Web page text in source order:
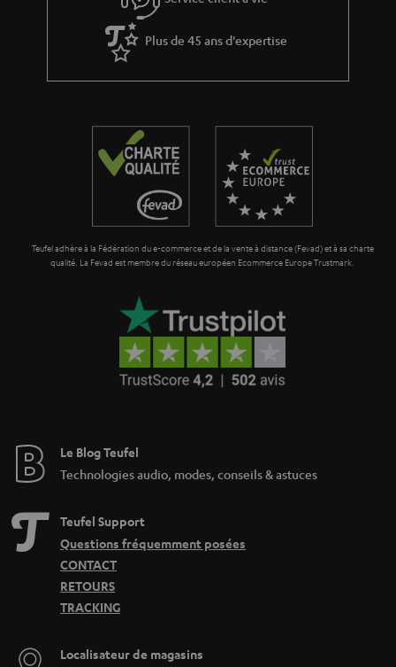
é
i
t
n
a
a
r
i
Plus de 45 ans d'expertise
Teufel adhère à la Fédération du e-commerce et de la vente à distance (Fevad) et à sa charte
qualité. La Fevad est membre du réseau européen Ecommerce Europe Trustmark.
Le Blog Teufel
Technologies audio, modes, conseils & astuces
Teufel Support
Questions fréquemment posées
CONTACT
RETOURS
TRACKING
Localisateur de magasins